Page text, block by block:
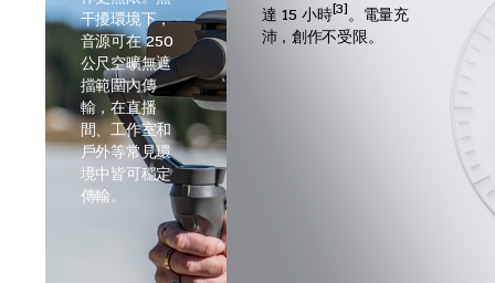
干擾環境下，
音源可在 250
公尺空曠無遮
擋範圍內傳
輸，在直播
間、工作室和
戶外等常見環
境中皆可穩定
傳輸。
達 15 小時[3]。電量充
沛，創作不受限。